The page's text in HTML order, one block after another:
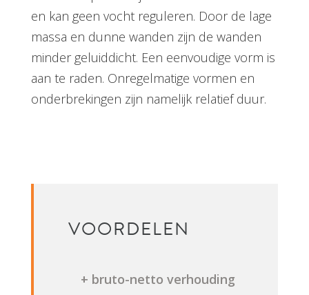
en kan geen vocht reguleren. Door de lage
massa en dunne wanden zijn de wanden
minder geluiddicht. Een eenvoudige vorm is
aan te raden. Onregelmatige vormen en
onderbrekingen zijn namelijk relatief duur.
VOORDELEN
+ bruto-netto verhouding